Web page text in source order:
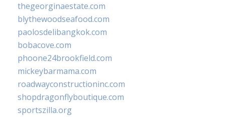
thegeorginaestate.com
blythewoodseafood.com
paolosdelibangkok.com
bobacove.com
phoone24brookfield.com
mickeybarmama.com
roadwayconstructioninc.com
shopdragonflyboutique.com
sportszilla.org